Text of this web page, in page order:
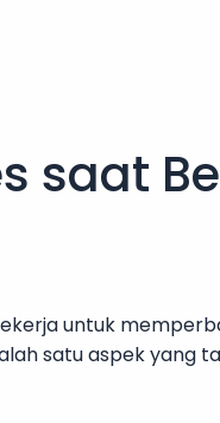
saat
untuk
satu aspek yang